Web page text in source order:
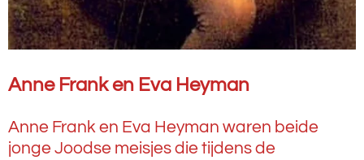
Anne Frank en Eva Heyman
Anne Frank en Eva Heyman waren beide
jonge Joodse meisjes die tijdens de